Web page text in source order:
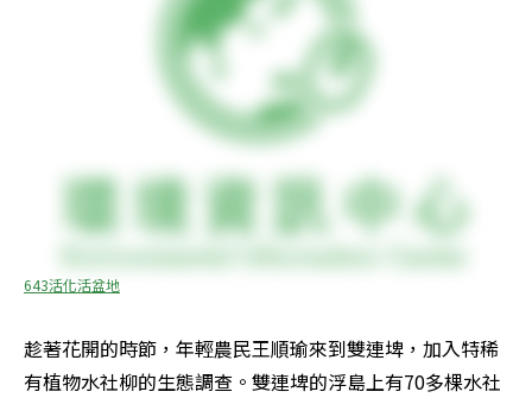
643活化活盆地
趁著花開的時節，年輕農民王順瑜來到雙連埤，加入特稀
有植物水社柳的生態調查。雙連埤的浮島上有70多棵水社